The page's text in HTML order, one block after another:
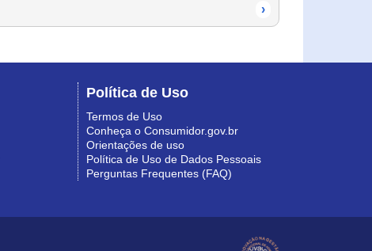
›
Política de Uso
Termos de Uso
Conheça o Consumidor.gov.br
Orientações de uso
Política de Uso de Dados Pessoais
Perguntas Frequentes (FAQ)